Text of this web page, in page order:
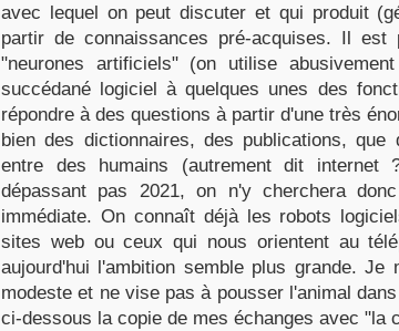
avec lequel on peut discuter et qui produit
partir de connaissances pré-acquises. Il
"neurones artificiels" (on utilise
succédané logiciel à quelques unes des
répondre à des questions à partir d'une très
bien des dictionnaires, des publications, que
entre des humains (autrement dit internet
dépassant pas 2021, on n'y cherchera
immédiate. On connaît déjà les robots
sites web ou ceux qui nous orientent au
aujourd'hui l'ambition semble plus grande.
modeste et ne vise pas à pousser l'animal
ci-dessous la copie de mes échanges avec "la